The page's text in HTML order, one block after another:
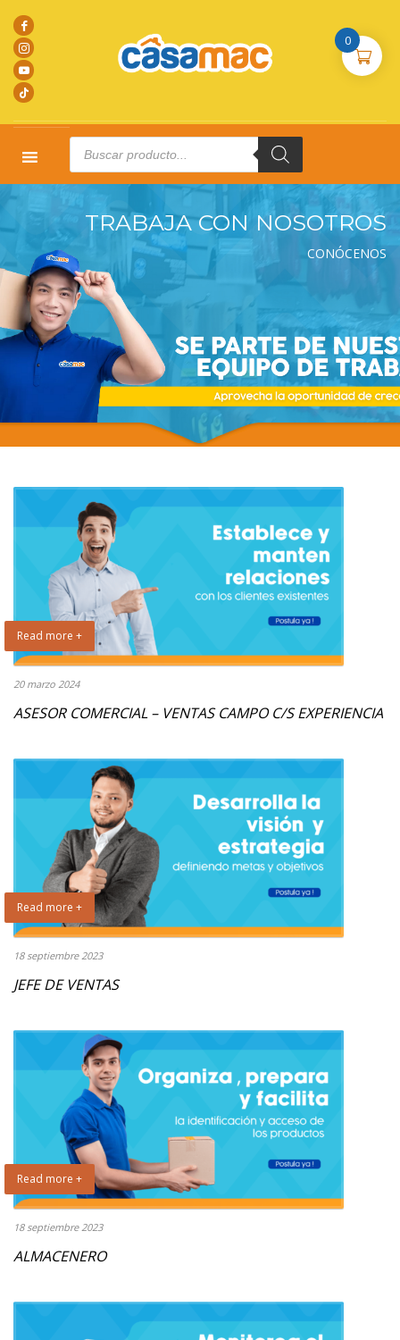
Products
search
TRABAJA CON NOSOTROS
CONÓCENOS
Read more +
20 marzo 2024
ASESOR COMERCIAL – VENTAS CAMPO C/S EXPERIENCIA
Read more +
18 septiembre 2023
JEFE DE VENTAS
Read more +
18 septiembre 2023
ALMACENERO
0